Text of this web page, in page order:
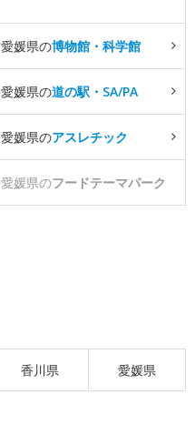
愛媛県の博物館・科学館
愛媛県の道の駅・SA/PA
愛媛県のアスレチック
愛媛県のフードテーマパーク
香川県 愛媛県